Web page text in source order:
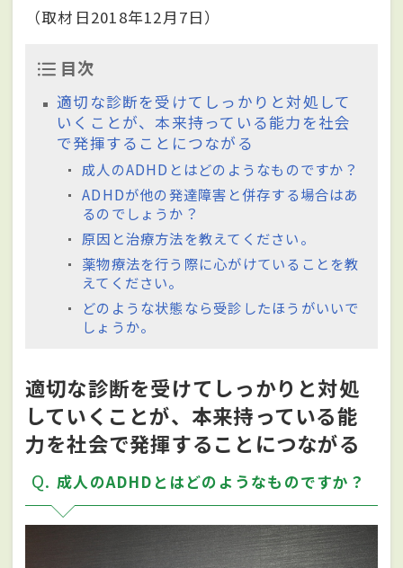
（取材日2018年12月7日）
目次
適切な診断を受けてしっかりと対処して
いくことが、本来持っている能力を社会
で発揮することにつながる
成人のADHDとはどのようなものですか？
ADHDが他の発達障害と併存する場合はあ
るのでしょうか？
原因と治療方法を教えてください。
薬物療法を行う際に心がけていることを教
えてください。
どのような状態なら受診したほうがいいで
しょうか。
適切な診断を受けてしっかりと対処
していくことが、本来持っている能
力を社会で発揮することにつながる
Q 成人のADHDとはどのようなものですか？